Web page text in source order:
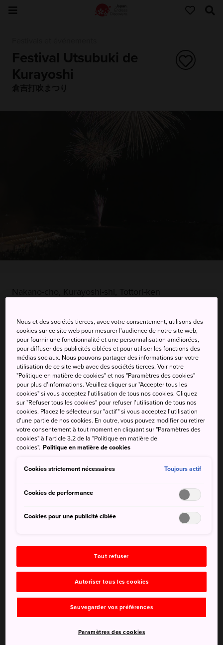
Festival Utsubuki de
Kurayoshi
倉吉打吹まつり
Nakano-cho, Kurayoshi-shi, Tottori-ken
Recevoir des infos trafic
MOTS-CLÉS CARTE
Un festival d'été annuel qui
regorge de surprises
Le festival Utsubuki de Kurayoshi est un festival d'été
d'août et son point culminant est un énorme feu d'artifice
Comment s'y rendre
Le bus est le meilleur moyen de vous rendre à ce festival.
Nous et des sociétés tierces, avec votre consentement, utilisons des
cookies sur ce site web pour mesurer l'audience de notre site web,
pour fournir une fonctionnalité et une personnalisation améliorées,
pour diffuser des publicités ciblées et pour utiliser les fonctions des
médias sociaux. Nous pouvons partager des informations sur votre
utilisation de ce site web avec des sociétés tierces. Voir notre
"Politique en matière de cookies" et nos "Paramètres des cookies"
pour plus d'informations. Veuillez cliquer sur "Accepter tous les
cookies" si vous acceptez l'utilisation de tous nos cookies. Cliquez
sur "Refuser tous les cookies" pour refuser l'utilisation de tous nos
cookies. Placez le sélecteur sur "actif" si vous acceptez l'utilisation
d'une partie de nos cookies. En outre, vous pouvez modifier ou retirer
votre consentement à tout moment en cliquant sur "Paramètres des
cookies" à l'article 3.2 de la "Politique en matière de
cookies". Politique en matière de cookies
Cookies strictement nécessaires Toujours actif
Cookies de performance
Cookies pour une publicité ciblée
Tout refuser
Autoriser tous les cookies
Sauvegarder vos préférences
Paramètres des cookies